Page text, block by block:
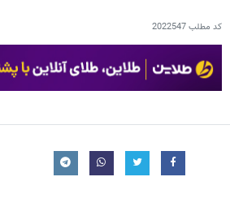
کد مطلب2022547